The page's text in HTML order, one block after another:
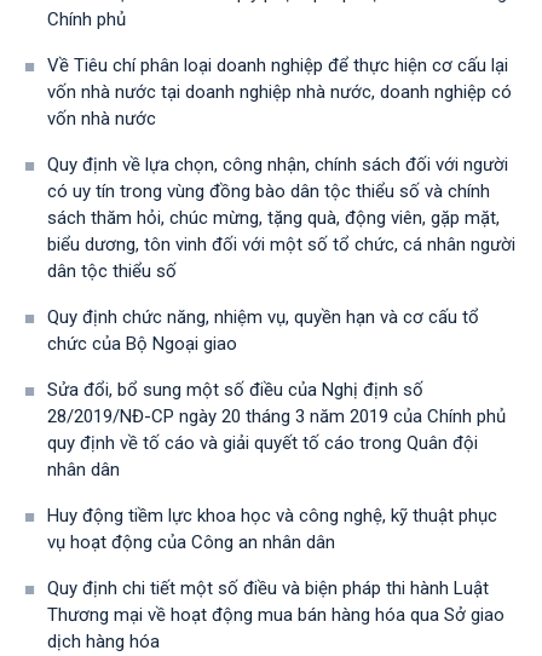
Chính phủ
Về Tiêu chí phân loại doanh nghiệp để thực hiện cơ cấu lại
vốn nhà nước tại doanh nghiệp nhà nước, doanh nghiệp có
vốn nhà nước
Quy định về lựa chọn, công nhận, chính sách đối với người
có uy tín trong vùng đồng bào dân tộc thiểu số và chính
sách thăm hỏi, chúc mừng, tặng quà, động viên, gặp mặt,
biểu dương, tôn vinh đối với một số tổ chức, cá nhân người
dân tộc thiểu số
Quy định chức năng, nhiệm vụ, quyền hạn và cơ cấu tổ
chức của Bộ Ngoại giao
Sửa đổi, bổ sung một số điều của Nghị định số
28/2019/NĐ-CР ngày 20 tháng 3 năm 2019 của Chính phủ
quy định về tố cáo và giải quyết tố cáo trong Quân đội
nhân dân
Huy động tiềm lực khoa học và công nghệ, kỹ thuật phục
vụ hoạt động của Công an nhân dân
Quy định chi tiết một số điều và biện pháp thi hành Luật
Thương mại về hoạt động mua bán hàng hóa qua Sở giao
dịch hàng hóa